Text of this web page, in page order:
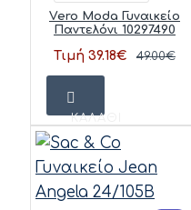
Vero Moda Γυναικείο
Παντελόνι 10297490
Τιμή 39.18€ 49.00€
ΚΑΛΆΘΙ